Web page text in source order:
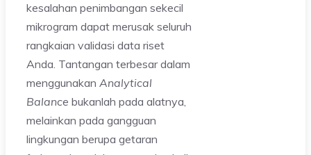
kesalahan penimbangan sekecil
mikrogram dapat merusak seluruh
rangkaian validasi data riset
Anda. Tantangan terbesar dalam
menggunakan Analytical
Balance bukanlah pada alatnya,
melainkan pada gangguan
lingkungan berupa getaran